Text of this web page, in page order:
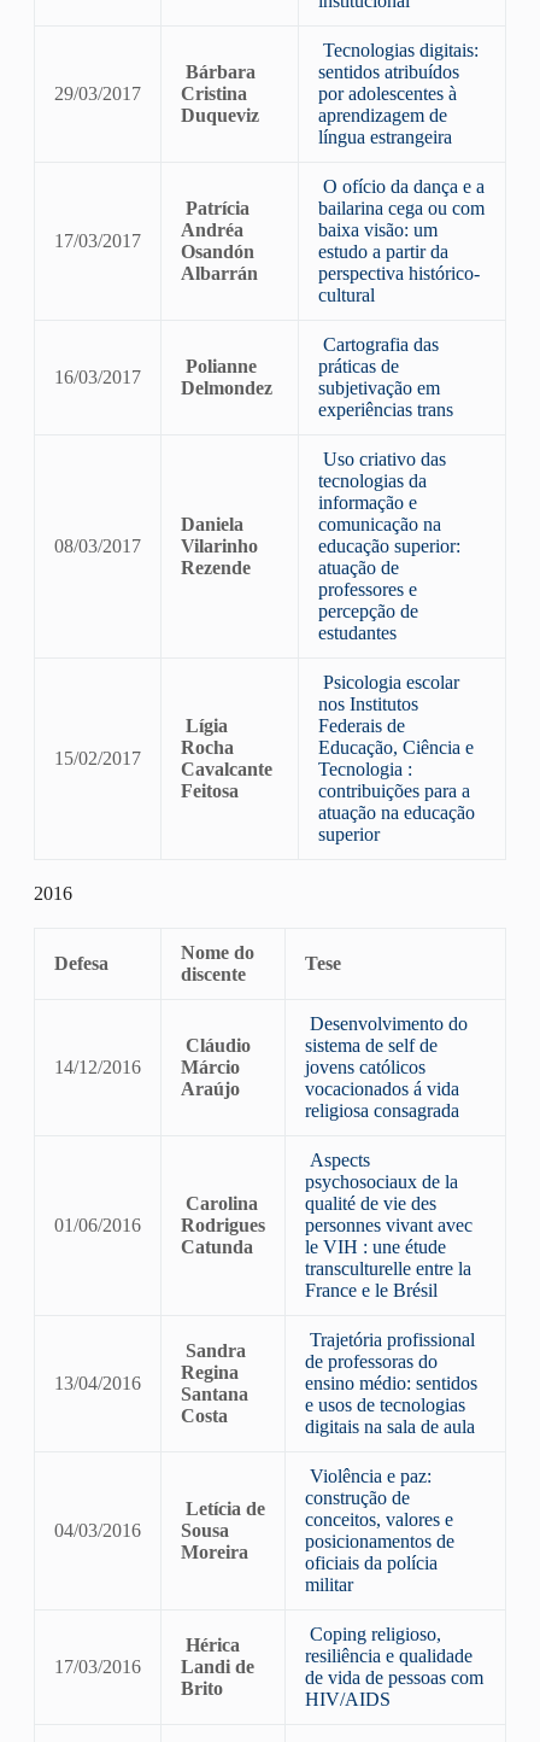
29/03/2017
Bárbara
Cristina
Duqueviz
Tecnologias digitais:
sentidos atribuídos
por adolescentes à
aprendizagem de
língua estrangeira
17/03/2017
Patrícia
Andréa
Osandón
Albarrán
O ofício da dança e a
bailarina cega ou com
baixa visão: um
estudo a partir da
perspectiva histórico-
cultural
16/03/2017
Polianne
Delmondez
Cartografia das
práticas de
subjetivação em
experiências trans
08/03/2017
Daniela
Vilarinho
Rezende
Uso criativo das
tecnologias da
informação e
comunicação na
educação superior:
atuação de
professores e
percepção de
estudantes
15/02/2017
Lígia
Rocha
Cavalcante
Feitosa
Psicologia escolar
nos Institutos
Federais de
Educação, Ciência e
Tecnologia :
contribuições para a
atuação na educação
superior
2016
Defesa
Nome do
discente
Tese
14/12/2016
Cláudio
Márcio
Araújo
Desenvolvimento do
sistema de self de
jovens católicos
vocacionados á vida
religiosa consagrada
01/06/2016
Carolina
Rodrigues
Catunda
Aspects
psychosociaux de la
qualité de vie des
personnes vivant avec
le VIH : une étude
transculturelle entre la
France e le Brésil
13/04/2016
Sandra
Regina
Santana
Costa
Trajetória profissional
de professoras do
ensino médio: sentidos
e usos de tecnologias
digitais na sala de aula
04/03/2016
Letícia de
Sousa
Moreira
Violência e paz:
construção de
conceitos, valores e
posicionamentos de
oficiais da polícia
militar
17/03/2016
Hérica
Landi de
Brito
Coping religioso,
resiliência e qualidade
de vida de pessoas com
HIV/AIDS